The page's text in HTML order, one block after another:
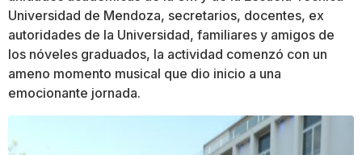
Universidad de Mendoza, secretarios, docentes, ex
autoridades de la Universidad, familiares y amigos de
los nóveles graduados, la actividad comenzó con un
ameno momento musical que dio inicio a una
emocionante jornada.